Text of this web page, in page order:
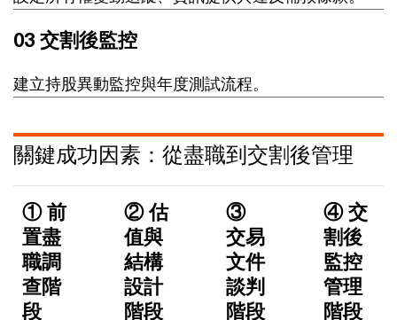
03 交割後監控
建立持股異動監控與年度測試流程。
關鍵成功因素：從盡職到交割後管理
① 前
置盡
職調
查階
段
② 估
值與
結構
設計
階段
③
交易
文件
談判
階段
④ 交
割後
監控
管理
階段